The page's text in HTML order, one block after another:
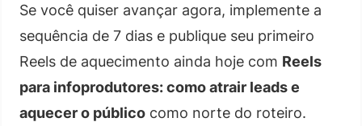
Se você quiser avançar agora, implemente a
sequência de 7 dias e publique seu primeiro
Reels de aquecimento ainda hoje com Reels
para infoprodutores: como atrair leads e
aquecer o público como norte do roteiro.